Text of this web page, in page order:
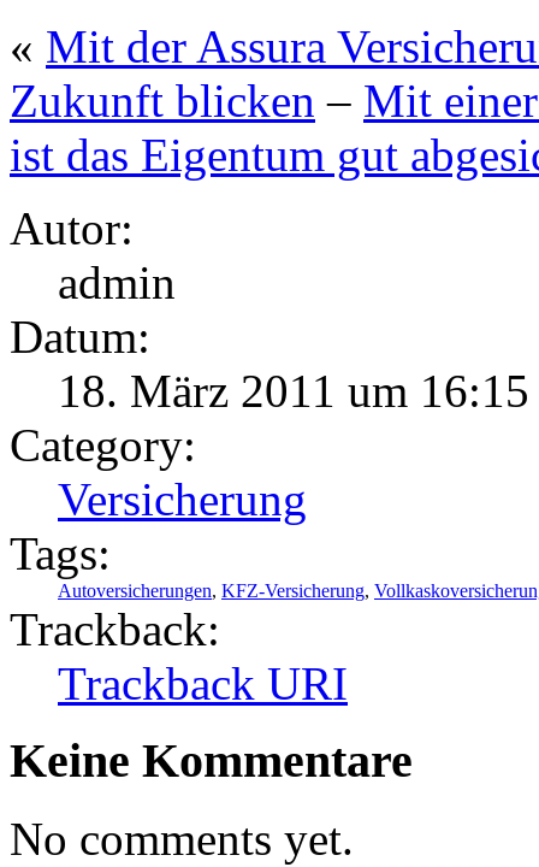
« Mit der Assura
Zukunft blicken – Mit
ist das Eigentum gut
Autor:
admin
Datum:
18. März 2011 um 16:15
Category:
Versicherung
Tags:
Autoversicherungen, KFZ-Versicherung,
Trackback:
Trackback URI
Keine Kommentare
No comments yet.